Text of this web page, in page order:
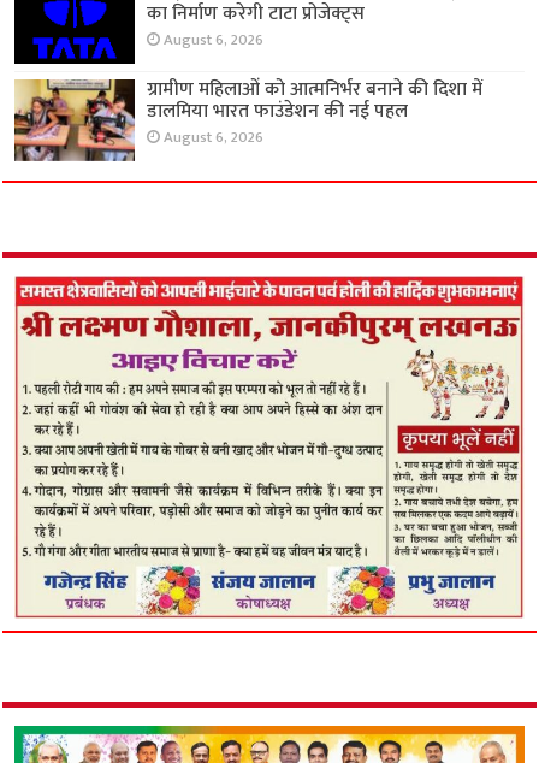
का निर्माण करेगी टाटा प्रोजेक्ट्स
August 6, 2026
ग्रामीण महिलाओं को आत्मनिर्भर बनाने की दिशा में
डालमिया भारत फाउंडेशन की नई पहल
August 6, 2026